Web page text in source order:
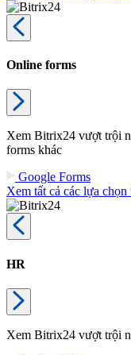
Online forms
Xem Bitrix24 vượt trội
forms khác
Google Forms
Xem tất cả các lựa chọn
HR
Xem Bitrix24 vượt trội